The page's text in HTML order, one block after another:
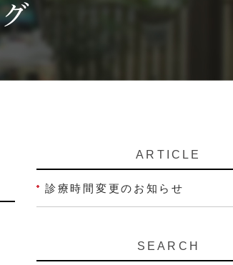
ARTICLE
診療時間変更のお知らせ
SEARCH